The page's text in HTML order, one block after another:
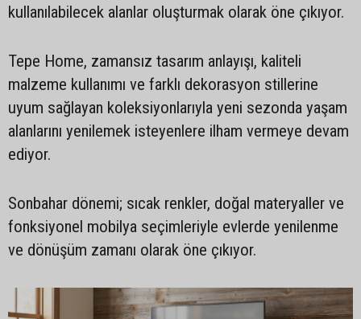
kullanılabilecek alanlar oluşturmak olarak öne çıkıyor.
Tepe Home, zamansız tasarım anlayışı, kaliteli
malzeme kullanımı ve farklı dekorasyon stillerine
uyum sağlayan koleksiyonlarıyla yeni sezonda yaşam
alanlarını yenilemek isteyenlere ilham vermeye devam
ediyor.
Sonbahar dönemi; sıcak renkler, doğal materyaller ve
fonksiyonel mobilya seçimleriyle evlerde yenilenme
ve dönüşüm zamanı olarak öne çıkıyor.